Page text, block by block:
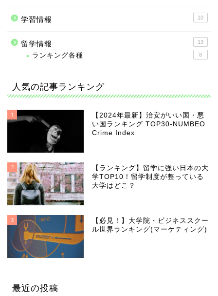
学習情報 10
留学情報 13
ランキング各種 8
人気の記事ランキング
1
【2024年最新】治安がいい国・悪
い国ランキング TOP30-NUMBEO
Crime Index
2
【ランキング】留学に強い日本の大
学TOP10！留学制度が整っている
大学はどこ？
3
【必見！】大学院・ビジネススクー
ル世界ランキング(マーケティング)
最近の投稿